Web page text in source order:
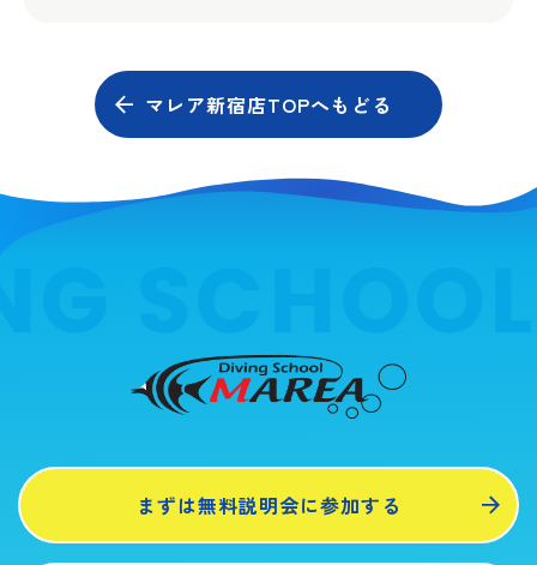
マレア新宿店TOPへもどる
まずは無料説明会に参加する